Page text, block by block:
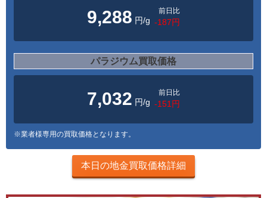
9,288 円/g
前日比
-187円
パラジウム買取価格
7,032 円/g
前日比
-151円
※業者様専用の買取価格となります。
本日の地金買取価格詳細